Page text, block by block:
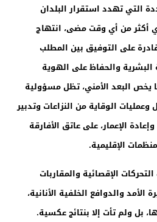
التي تهدد استقرار البلدان
أكثر من أي وقت مضى، انتهاج
على التوفيق بين المطلب
البشرية والحفاظ على الهوية
يخص البعد الأمني، تظل مسؤولية
الوقاية من النزاعات وتدبير
الإعمار، على عاتق الأفارقة
الإقليمية.
الإقصائية والمقاربات
الأمد والدوافع الخلفية الأنانية،
بل ولم تأت إلا بنتائج عكسية.